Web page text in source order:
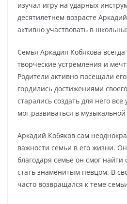
изучал игру на ударных
десятилетнем возрасте
активно участвовать в
Семья Аркадия Кобякова
творческие устремления и
Родители активно посещали
гордились достижениями
старались создать для него
мог развиваться в
Аркадий Кобяков сам
важности семьи в его жизни.
благодаря семье он смог найти
стать знаменитым певцом. В
часто возвращался к теме